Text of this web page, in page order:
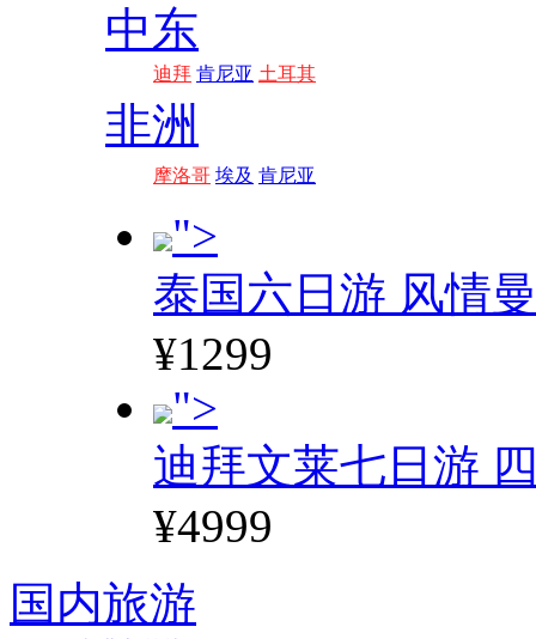
中东
迪拜 肯尼亚 土耳其
非洲
摩洛哥 埃及 肯尼亚
">
泰国六日游 风情
¥1299
">
迪拜文莱七日游
¥4999
国内旅游